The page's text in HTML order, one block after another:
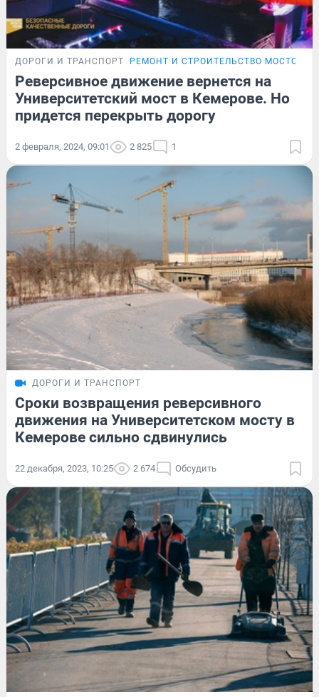
ДОРОГИ И ТРАНСПОРТ РЕМОНТ И СТРОИТЕЛЬСТВО МОСТОВ В
Реверсивное движение вернется на
Университетский мост в Кемерове. Но
придется перекрыть дорогу
2 февраля, 2024, 09:01 2 825 1
ДОРОГИ И ТРАНСПОРТ
Сроки возвращения реверсивного
движения на Университетском мосту в
Кемерове сильно сдвинулись
22 декабря, 2023, 10:25 2 674 Обсудить